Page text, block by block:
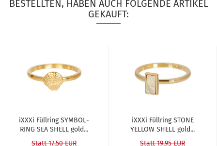
BESTELLTEN, HABEN AUCH FOLGENDE ARTIKEL
GEKAUFT:
iXXXi Füll­ring SYM­BOL­
RING SEA SHELL gold...
Statt 17,50 EUR
iXXXi Füll­ring STONE
YELLOW SHELL gold...
Statt 19,95 EUR